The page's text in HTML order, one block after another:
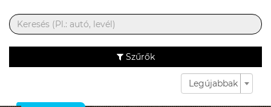
Szűrők
Legújabbak